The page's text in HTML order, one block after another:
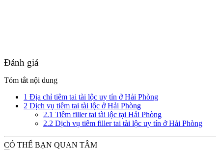
Đánh giá
Tóm tắt nội dung
1 Địa chỉ tiêm tai tài lộc uy tín ở Hải Phòng
2 Dịch vụ tiêm tai tài lộc ở Hải Phòng
2.1 Tiêm filler tai tài lộc tại Hải Phòng
2.2 Dịch vụ tiêm filler tai tài lộc uy tín ở Hải Phòng
CÓ THỂ BẠN QUAN TÂM